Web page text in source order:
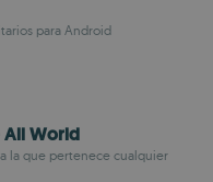
para Android
All World
la que pertenece cualquier